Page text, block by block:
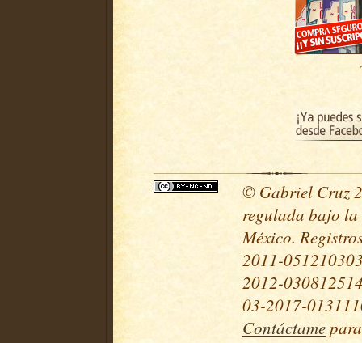
© Gabriel Cruz
regulada bajo la
México.
2011-
2012-
03-2017-
Contáctame